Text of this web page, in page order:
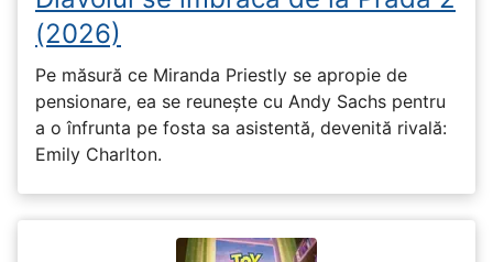
(2026)
Pe măsură ce Miranda Priestly se apropie de
pensionare, ea se reunește cu Andy Sachs pentru
a o înfrunta pe fosta sa asistentă, devenită rivală:
Emily Charlton.